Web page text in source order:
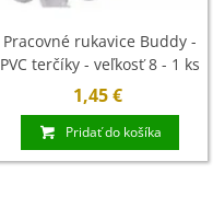
Pracovné rukavice Buddy -
PVC terčíky - veľkosť 8 - 1 ks
1,45 €
Pridať do košíka